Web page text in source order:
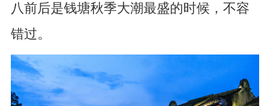
八前后是钱塘秋季大潮最盛的时候，不容
错过。